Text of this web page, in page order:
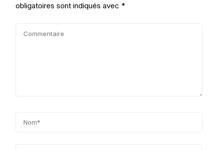
obligatoires sont indiqués avec *